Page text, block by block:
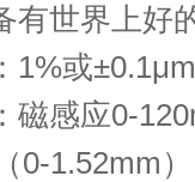
有世界上好
1%或
磁感应0-
0-1.52mm）